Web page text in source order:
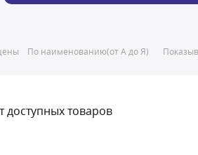
По наименованию(от А до Я)
доступных товаров